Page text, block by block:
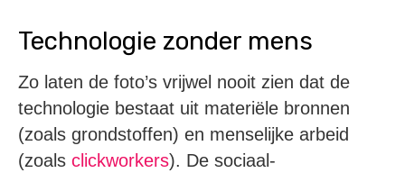
Technologie zonder mens
Zo laten de foto’s vrijwel nooit zien dat de
technologie bestaat uit materiële bronnen
(zoals grondstoffen) en menselijke arbeid
(zoals clickworkers). De sociaal-